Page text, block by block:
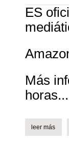
ES
Más
horas...
leer más